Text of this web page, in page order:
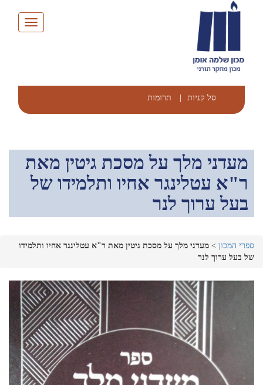
Toggle
סל קניות תרומות
מעדני מלך על מסכת גיטין מאת
ר"א עטלינגר אחיו ותלמידו של
בעל ערוך לנר
ספרי המכון > מעדני מלך על מסכת גיטין מאת ר"א עטלינגר אחיו ותלמידו
של בעל ערוך לנר